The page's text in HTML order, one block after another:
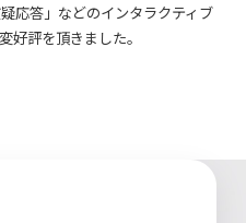
応答」などのインタラクティブ
好評を頂きました。